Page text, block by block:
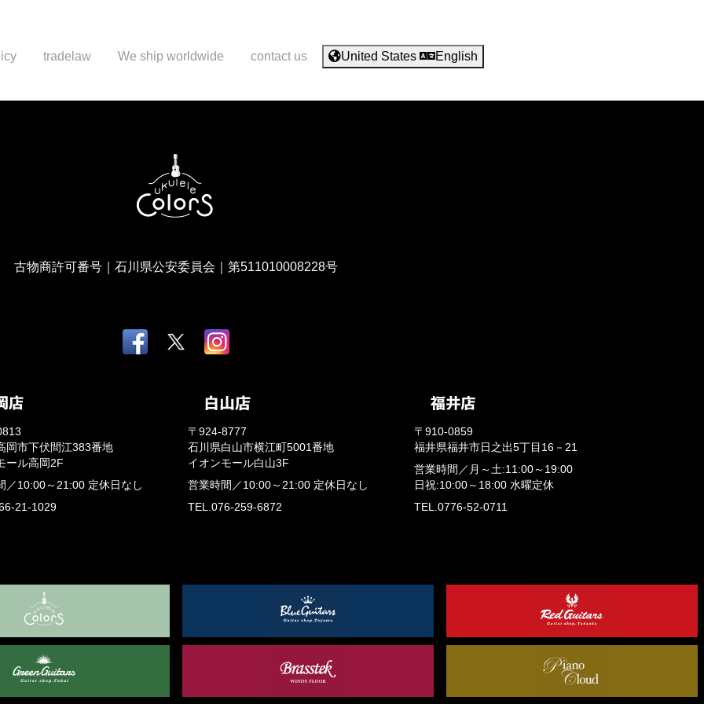
tradelaw We ship worldwide contact us United States English
古物商許可番号｜石川県公安委員会｜第511010008228号
岡市下伏間江383番地
ール高岡2F
／ 10:00～21:00 定休日なし
21-1029
〒924-8777
石川県白山市横江町5001番地
イオンモール白山3F
営業時間／ 10:00～21:00 定休日なし
TEL.076-259-6872
〒910-0859
福井県福井市日之出5丁目16－21
営業時間／ 月～土:11:00～19:00
日祝:10:00～18:00 水曜定休
TEL.0776-52-0711